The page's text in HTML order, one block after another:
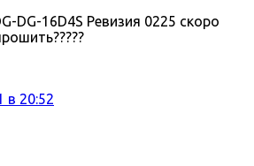
DG-16D4S Ревизия 0225 скоро
в 20:52